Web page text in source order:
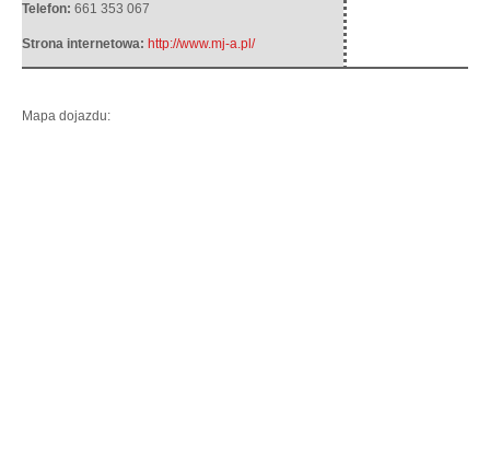
Telefon: 661 353 067
Strona internetowa: http://www.mj-a.pl/
Mapa dojazdu: